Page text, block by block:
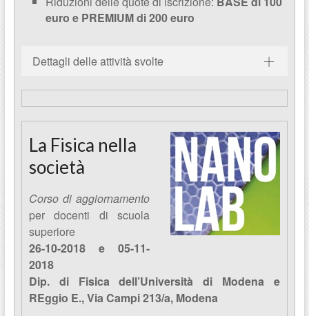
euro e PREMIUM di 200 euro
Dettagli delle attività svolte
La Fisica nella
società
Corso di aggiornamento
per docenti di scuola
superiore
26-10-2018 e 05-11-
2018
Dip. di Fisica dell’Università di Modena e
REggio E., Via Campi 213/a, Modena